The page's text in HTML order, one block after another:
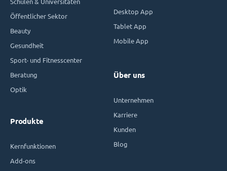
Öffentlicher Sektor
Beauty
Gesundheit
Sport- und Fitnesscenter
Beratung
Optik
Produkte
Kernfunktionen
Add-ons
Desktop App
Tablet App
Mobile App
Über uns
Unternehmen
Karriere
Kunden
Blog